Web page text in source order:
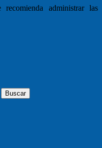
administrar las